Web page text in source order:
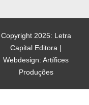
Copyright 2025: Letra
Capital Editora |
Webdesign: Artífices
Produções